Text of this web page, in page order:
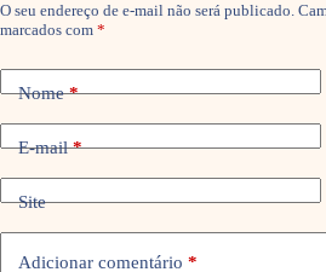
O seu endereço de e-mail não será publicado.
marcados com *
Nome*
E-mail*
Site
Adicionar comentário *